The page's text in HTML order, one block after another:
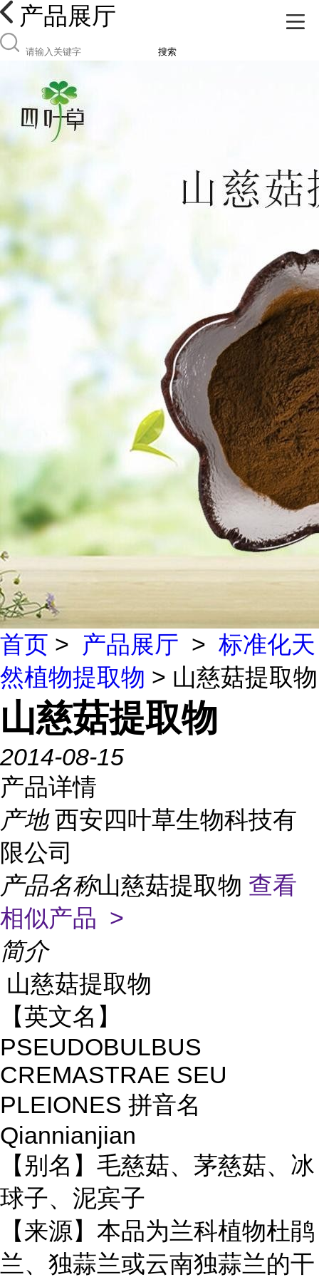
产品展厅
搜索
首页 > 产品展厅 > 标准化天
然植物提取物 > 山慈菇提取物
山慈菇提取物
2014-08-15
产品详情
产地 西安四叶草生物科技有
限公司
产品名称山慈菇提取物 查看
相似产品 >
简介
山慈菇提取物
【英文名】
PSEUDOBULBUS
CREMASTRAE SEU
PLEIONES 拼音名
Qiannianjian
【别名】毛慈菇、茅慈菇、 冰
球子、泥宾子
【来源】本品为兰科植物杜鹃
兰、独蒜兰或云南独蒜兰的干